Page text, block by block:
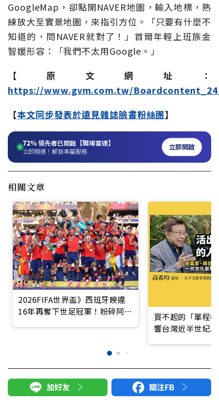
GoogleMap，卻點開NAVER地圖，輸入地標，熟
練放大至實景地圖，來指引方位。「只要有什麼不
知道的，問NAVER就對了！」首爾年輕上班族金
智媛形容：「我們不太用Google。」
【原文網址：
https://www.gvm.com.tw/
【本文同步發表於遠見雜誌臉書粉絲團】
72%領先者已開啟【職場雷達】
立即開通！解鎖專屬服務 立即開啟
相關文章
2026FIFA世界盃》西班牙睽違
16年再奪下世足冠軍！粉碎阿根
買不起的「單程
響台灣近半世紀
加好友 關注FB